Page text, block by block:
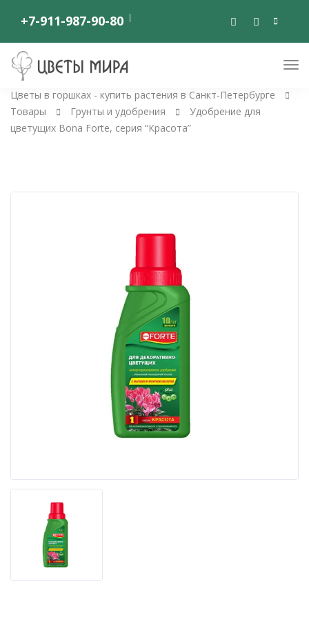
+7-911-987-90-80
Цветы в горшках - купить растения в Санкт-Петербурге
Товары
Грунты и удобрения
Удобрение для
цветущих Bona Forte, серия “Красота”